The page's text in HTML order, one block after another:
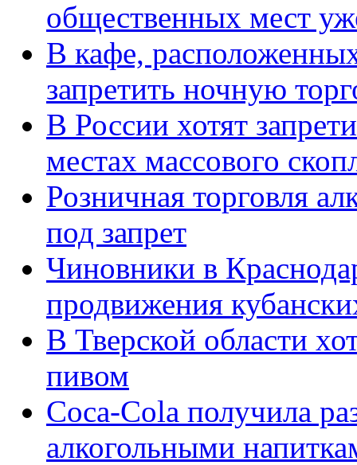
общественных мест
В кафе,
запретить ночную
В России хотят
местах массового
Розничная торговля
под запрет
Чиновники в
продвижения
В Тверской области
пивом
Coca-Cola получила
алкогольными